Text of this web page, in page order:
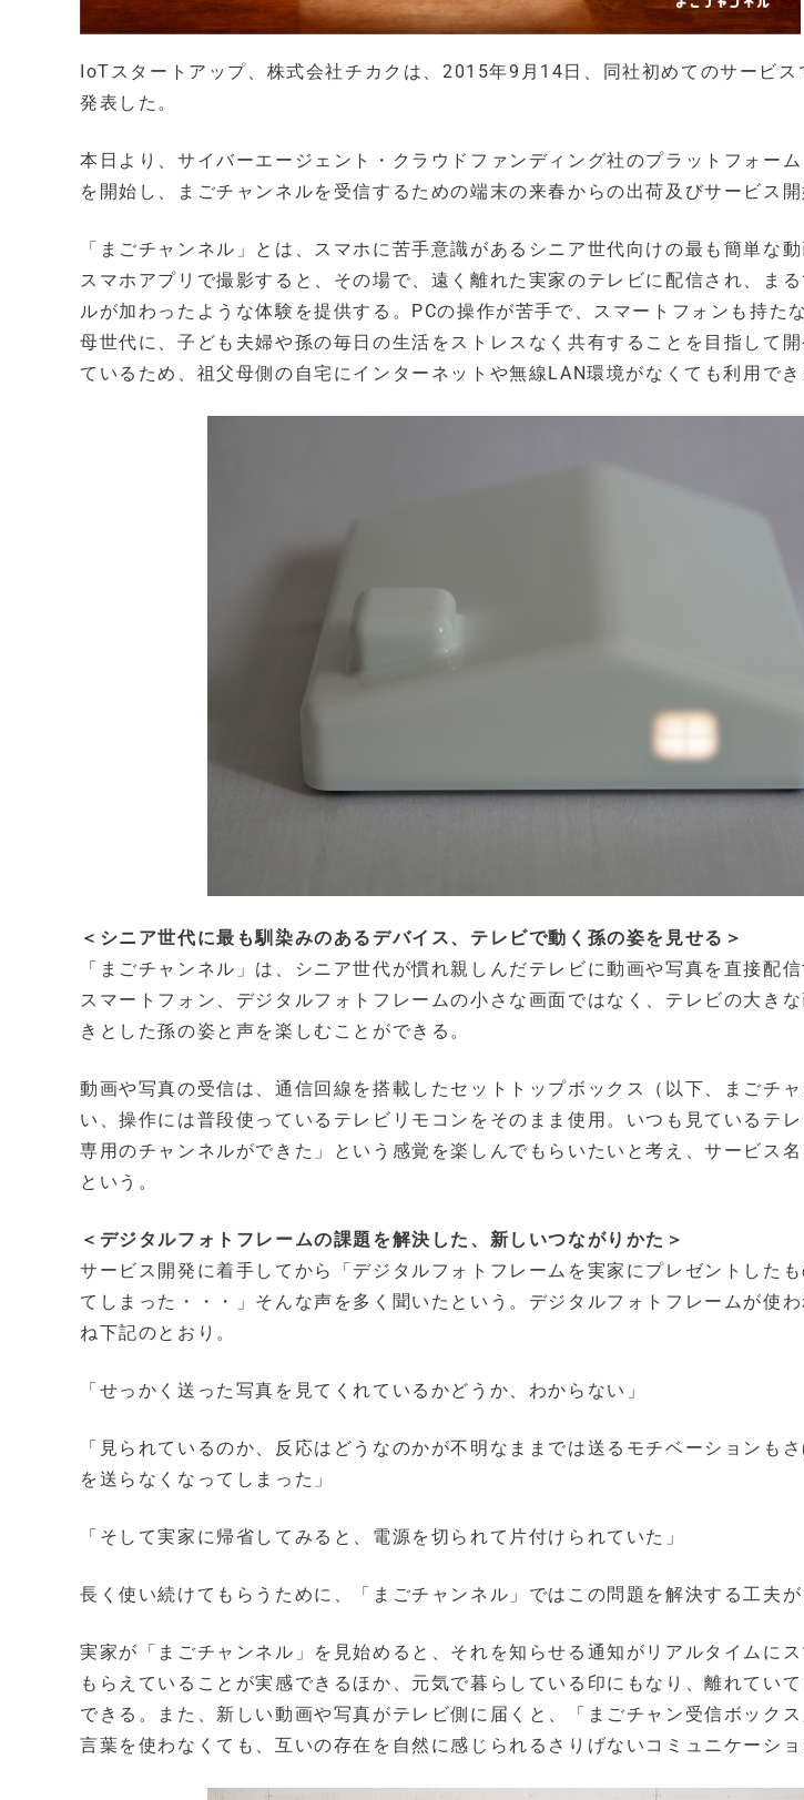
IoTスタートアップ、株式会社チカクは、2015年9月14日、同社初めてのサービス
発表した。
本日より、サイバーエージェント・クラウドファンディング社のプラットフォー
を開始し、まごチャンネルを受信するための端末の来春からの出荷及びサービス開
「まごチャンネル」とは、スマホに苦手意識があるシニア世代向けの最も簡単な
スマホアプリで撮影すると、その場で、遠く離れた実家のテレビに配信され、ま
ルが加わったような体験を提供する。PCの操作が苦手で、スマートフォンも持た
母世代に、子ども夫婦や孫の毎日の生活をストレスなく共有することを目指して
ているため、祖父母側の自宅にインターネットや無線LAN環境がなくても利用でき
＜シニア世代に最も馴染みのあるデバイス、テレビで動く孫の姿を見せる＞
「まごチャンネル」は、シニア世代が慣れ親しんだテレビに動画や写真を直接配
スマートフォン、デジタルフォトフレームの小さな画面ではなく、テレビの大き
きとした孫の姿と声を楽しむことができる。
動画や写真の受信は、通信回線を搭載したセットトップボックス（以下、まごチ
い、操作には普段使っているテレビリモコンをそのまま使用。いつも見ているテ
専用のチャンネルができた」という感覚を楽しんでもらいたいと考え、サービス
という。
＜デジタルフォトフレームの課題を解決した、新しいつながりかた＞
サービス開発に着手してから「デジタルフォトフレームを実家にプレゼントした
てしまった・・・」そんな声を多く聞いたという。デジタルフォトフレームが使
ね下記のとおり。
「せっかく送った写真を見てくれているかどうか、わからない」
「見られているのか、反応はどうなのかが不明なままでは送るモチベーションも
を送らなくなってしまった」
「そして実家に帰省してみると、電源を切られて片付けられていた」
長く使い続けてもらうために、「まごチャンネル」ではこの問題を解決する工夫が
実家が「まごチャンネル」を見始めると、それを知らせる通知がリアルタイムに
もらえていることが実感できるほか、元気で暮らしている印にもなり、離れてい
できる。また、新しい動画や写真がテレビ側に届くと、「まごチャン受信ボックス
言葉を使わなくても、互いの存在を自然に感じられるさりげないコミュニケーショ